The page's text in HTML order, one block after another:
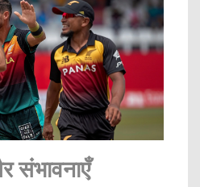
संभावनाएँ